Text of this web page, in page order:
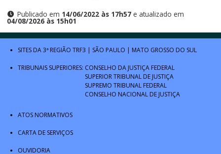
Publicado em 14/06/2022 às 17h57e atualizado em
04/08/2026 às 15h01
SITES DA 3ª REGIÃO TRF3 | SÃO PAULO | MATO GROSSO DO SUL
TRIBUNAIS SUPERIORES: CONSELHO DA JUSTIÇA FEDERAL
SUPERIOR TRIBUNAL DE JUSTIÇA
SUPREMO TRIBUNAL FEDERAL
CONSELHO NACIONAL DE JUSTIÇA
ATOS NORMATIVOS
CARTA DE SERVIÇOS
OUVIDORIA